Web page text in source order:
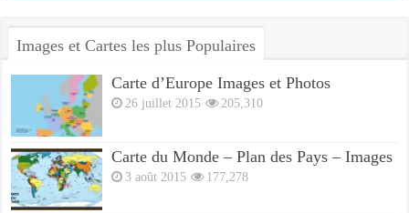
Images et Cartes les plus Populaires
Carte d’Europe Images et Photos
26 juillet 2015 205,310
Carte du Monde – Plan des Pays – Images
3 août 2015 177,278